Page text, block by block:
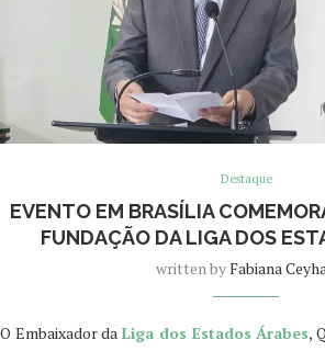
Destaque
EVENTO EM BRASÍLIA
FUNDAÇÃO DA LIGA DOS
written byFabiana
O Embaixador daLiga dos Estados Árabes,